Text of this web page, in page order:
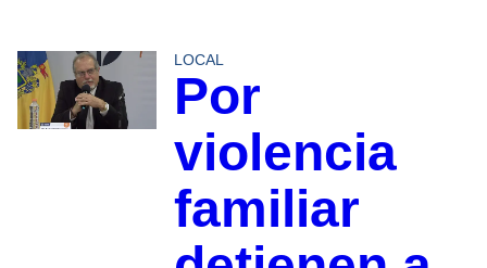
LOCAL
Por
violencia
familiar